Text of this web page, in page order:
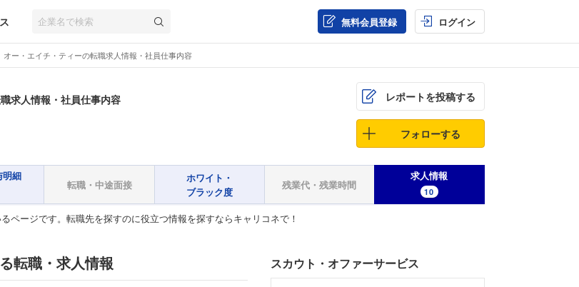
無料会員登録 ログイン
オー・エイチ・ティーの転職求人情報・社員仕事内容
求人情報・社員仕事内容 レポートを投稿する
フォローする
明細
転職・中途面接
ホワイト・
ブラック度
残業代・残業時間
求人情報
10
ページです。転職先を探すのに役立つ情報を探すならキャリコネで！
転職・求人情報 スカウト・オファーサービス